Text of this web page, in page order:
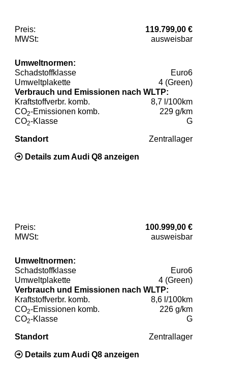
Preis:
119.799,00 €
MWSt:
ausweisbar
Umweltnormen:
Schadstoffklasse
Euro6
Umweltplakette
4 (Green)
Verbrauch und Emissionen nach WLTP:
Kraftstoffverbr. komb.
8,7 l/100km
CO2-Emissionen komb.
229 g/km
CO2-Klasse G
Standort Zentrallager
Details zum Audi Q8 anzeigen
Preis:
100.999,00 €
MWSt:
ausweisbar
Umweltnormen:
Schadstoffklasse
Euro6
Umweltplakette
4 (Green)
Verbrauch und Emissionen nach WLTP:
Kraftstoffverbr. komb.
8,6 l/100km
CO2-Emissionen komb.
226 g/km
CO2-Klasse G
Standort Zentrallager
Details zum Audi Q8 anzeigen